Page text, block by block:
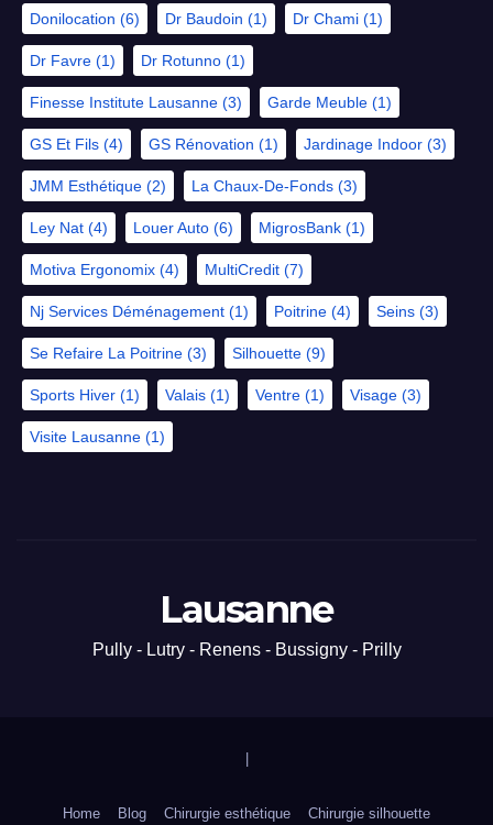
Donilocation (6) Dr Baudoin (1) Dr Chami (1)
Dr Favre (1) Dr Rotunno (1)
Finesse Institute Lausanne (3) Garde Meuble (1)
GS Et Fils (4) GS Rénovation (1) Jardinage Indoor (3)
JMM Esthétique (2) La Chaux-De-Fonds (3)
Ley Nat (4) Louer Auto (6) MigrosBank (1)
Motiva Ergonomix (4) MultiCredit (7)
Nj Services Déménagement (1) Poitrine (4) Seins (3)
Se Refaire La Poitrine (3) Silhouette (9)
Sports Hiver (1) Valais (1) Ventre (1) Visage (3)
Visite Lausanne (1)
Lausanne
Pully - Lutry - Renens - Bussigny - Prilly
Home Blog Chirurgie esthétique Chirurgie silhouette